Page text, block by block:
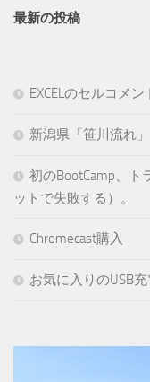
最新の投稿
EXCELのセルコメ
新潟県「笹川流れ」
初のBootCamp、ト
ットで失敗する）。
Chromecast購入
お気に入りのUSB